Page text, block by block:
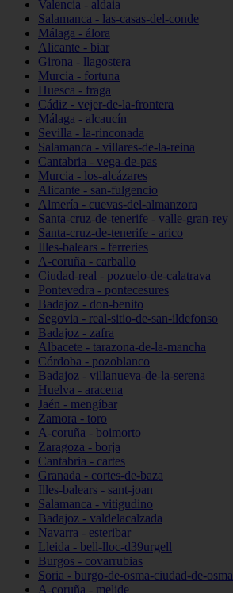
Valencia - aldaia
Salamanca - las-casas-del-conde
Málaga - álora
Alicante - biar
Girona - llagostera
Murcia - fortuna
Huesca - fraga
Cádiz - vejer-de-la-frontera
Málaga - alcaucín
Sevilla - la-rinconada
Salamanca - villares-de-la-reina
Cantabria - vega-de-pas
Murcia - los-alcázares
Alicante - san-fulgencio
Almería - cuevas-del-almanzora
Santa-cruz-de-tenerife - valle-gran-rey
Santa-cruz-de-tenerife - arico
Illes-balears - ferreries
A-coruña - carballo
Ciudad-real - pozuelo-de-calatrava
Pontevedra - pontecesures
Badajoz - don-benito
Segovia - real-sitio-de-san-ildefonso
Badajoz - zafra
Albacete - tarazona-de-la-mancha
Córdoba - pozoblanco
Badajoz - villanueva-de-la-serena
Huelva - aracena
Jaén - mengíbar
Zamora - toro
A-coruña - boimorto
Zaragoza - borja
Cantabria - cartes
Granada - cortes-de-baza
Illes-balears - sant-joan
Salamanca - vitigudino
Badajoz - valdelacalzada
Navarra - esteribar
Lleida - bell-lloc-d39urgell
Burgos - covarrubias
Soria - burgo-de-osma-ciudad-de-osma
A-coruña - melide